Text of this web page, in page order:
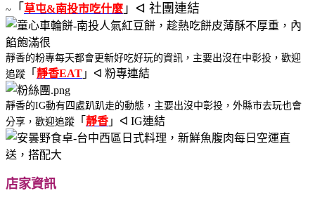
~
「 草屯&南投市吃什麼 」ᐊ 社團連結
靜香的粉專每天都會更新好吃好玩的資訊，主要出沒在中彰投，歡迎
追蹤 「 靜香EAT 」ᐊ 粉專連結
靜香的IG動有四處趴趴走的動態，主要出沒中彰投，外縣市去玩也會
分享，歡迎追蹤 「 靜香 」ᐊ IG連結
店家資訊